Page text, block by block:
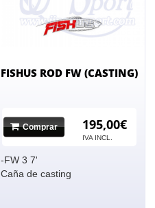
FISHUS ROD FW (CASTING)
Comprar 195,00€
IVA INCL.
-FW 3 7'
Caña de casting